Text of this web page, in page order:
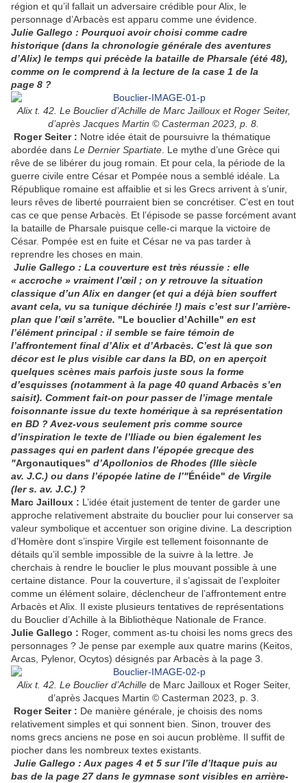
région et qu’il fallait un adversaire crédible pour Alix, le
personnage d’Arbacès est apparu comme une évidence.
Julie Gallego : Pourquoi avoir choisi comme cadre
historique (dans la chronologie générale des aventures
d’Alix) le temps qui précède la bataille de Pharsale (été 48),
comme on le comprend à la lecture de la case 1 de la
page 8 ?
Alix t. 42. Le Bouclier d’Achille de Marc Jailloux et Roger Seiter,
d’après Jacques Martin © Casterman 2023, p. 8.
Roger Seiter : Notre idée était de poursuivre la thématique
abordée dans Le Dernier Spartiate . Le mythe d’une Grèce qui
rêve de se libérer du joug romain. Et pour cela, la période de la
guerre civile entre César et Pompée nous a semblé idéale. La
République romaine est affaiblie et si les Grecs arrivent à s’unir,
leurs rêves de liberté pourraient bien se concrétiser. C’est en tout
cas ce que pense Arbacès. Et l’épisode se passe forcément avant
la bataille de Pharsale puisque celle-ci marque la victoire de
César. Pompée est en fuite et César ne va pas tarder à
reprendre les choses en main.
Julie Gallego : La couverture est très réussie : elle
« accroche » vraiment l’œil ; on y retrouve la situation
classique d’un Alix en danger (et qui a déjà bien souffert
avant cela, vu sa tunique déchirée !) mais c’est sur l’arrière-
plan que l’œil s’arrête. "Le bouclier d’Achille" en est
l’élément principal : il semble se faire témoin de
l’affrontement final d’Alix et d’Arbacès. C’est là que son
décor est le plus visible car dans la BD, on en aperçoit
quelques scènes mais parfois juste sous la forme
d’esquisses (notamment à la page 40 quand Arbacès s’en
saisit). Comment fait-on pour passer de l’image mentale
foisonnante issue du texte homérique à sa représentation
en BD ? Avez-vous seulement pris comme source
d’inspiration le texte de l’Iliade ou bien également les
passages qui en parlent dans l’épopée grecque des
"Argonautiques" d’Apollonios de Rhodes (IIIe siècle
av. J.C.) ou dans l’épopée latine de l’"Énéide" de Virgile
(Ier s. av. J.C.) ?
Marc Jailloux : L’idée était justement de tenter de garder une
approche relativement abstraite du bouclier pour lui conserver sa
valeur symbolique et accentuer son origine divine. La description
d’Homère dont s’inspire Virgile est tellement foisonnante de
détails qu’il semble impossible de la suivre à la lettre. Je
cherchais à rendre le bouclier le plus mouvant possible à une
certaine distance. Pour la couverture, il s’agissait de l’exploiter
comme un élément solaire, déclencheur de l’affrontement entre
Arbacès et Alix. Il existe plusieurs tentatives de représentations
du Bouclier d’Achille à la Bibliothèque Nationale de France.
Julie Gallego : Roger, comment as-tu choisi les noms grecs des
personnages ? Je pense par exemple aux quatre marins (Keitos,
Arcas, Pylenor, Ocytos) désignés par Arbacès à la page 3.
Alix t. 42. Le Bouclier d’Achillede Marc Jailloux et Roger Seiter,
d’après Jacques Martin © Casterman 2023, p. 3.
Roger Seiter : De manière générale, je choisis des noms
relativement simples et qui sonnent bien. Sinon, trouver des
noms grecs anciens ne pose en soi aucun problème. Il suffit de
piocher dans les nombreux textes existants.
Julie Gallego : Aux pages 4 et 5 sur l’île d’Itaque puis au
bas de la page 27 dans le gymnase sont visibles en arrière-